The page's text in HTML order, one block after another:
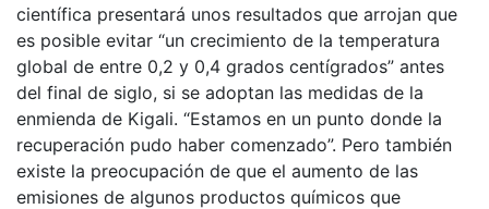
científica presentará unos resultados que arrojan que
es posible evitar “un crecimiento de la temperatura
global de entre 0,2 y 0,4 grados centígrados” antes
del final de siglo, si se adoptan las medidas de la
enmienda de Kigali. “Estamos en un punto donde la
recuperación pudo haber comenzado”. Pero también
existe la preocupación de que el aumento de las
emisiones de algunos productos químicos que